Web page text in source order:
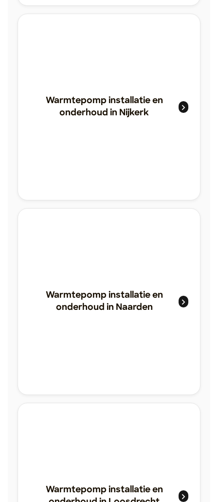
Warmtepomp installatie en
onderhoud in Nijkerk
Warmtepomp installatie en
onderhoud in Naarden
Warmtepomp installatie en